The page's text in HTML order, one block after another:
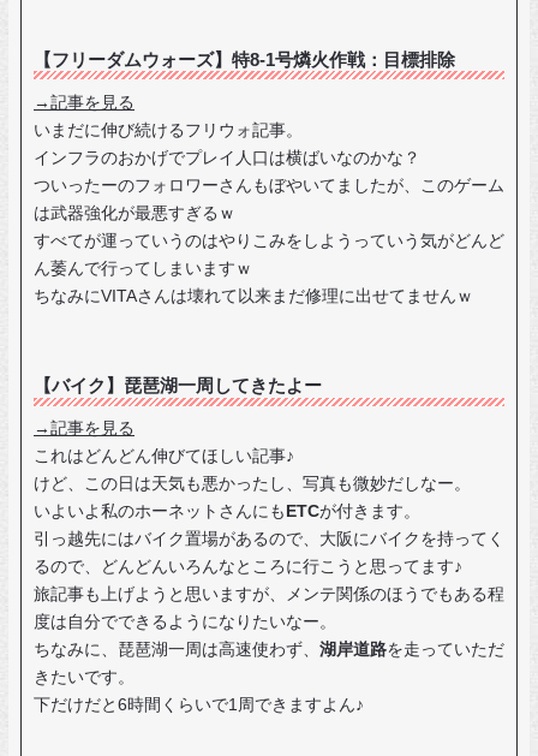
【フリーダムウォーズ】特8-1号燐火作戦：目標排除
→記事を見る
いまだに伸び続けるフリウォ記事。
インフラのおかげでプレイ人口は横ばいなのかな？
ついったーのフォロワーさんもぼやいてましたが、このゲーム
は武器強化が最悪すぎるｗ
すべてが運っていうのはやりこみをしようっていう気がどんど
ん萎んで行ってしまいますｗ
ちなみにVITAさんは壊れて以来まだ修理に出せてませんｗ
【バイク】琵琶湖一周してきたよー
→記事を見る
これはどんどん伸びてほしい記事♪
けど、この日は天気も悪かったし、写真も微妙だしなー。
いよいよ私のホーネットさんにも ETCが付きます。
引っ越先にはバイク置場があるので、大阪にバイクを持ってく
るので、どんどんいろんなところに行こうと思ってます♪
旅記事も上げようと思いますが、メンテ関係のほうでもある程
度は自分でできるようになりたいなー。
ちなみに、琵琶湖一周は高速使わず、 湖岸道路を走っていただ
きたいです。
下だけだと6時間くらいで1周できますよん♪